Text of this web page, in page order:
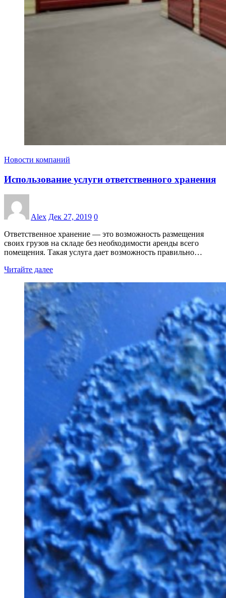
Новости компаний
Использование услуги ответственного хранения
Alex Дек 27, 2019 0
Ответственное хранение ― это возможность размещения
своих грузов на складе без необходимости аренды всего
помещения. Такая услуга дает возможность правильно…
Читайте далее